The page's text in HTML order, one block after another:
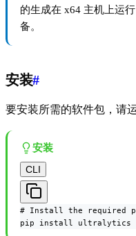
的生成在 x64 主机上运
备。
安装#
要安装所需的软件包，请
安装
CLI
# Install the required
pip install ultralytics